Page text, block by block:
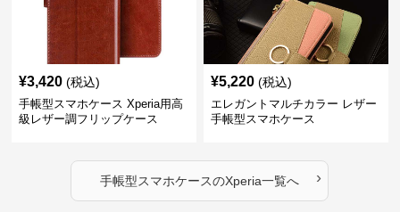
¥3,420 (税込)
手帳型スマホケース Xperia用高
級レザー調フリップケース
¥5,220 (税込)
エレガントマルチカラー レザー
手帳型スマホケース
手帳型スマホケースのXperia一覧へ ›